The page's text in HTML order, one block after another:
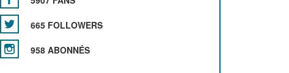
665 FOLLOWERS
958 ABONNÉS